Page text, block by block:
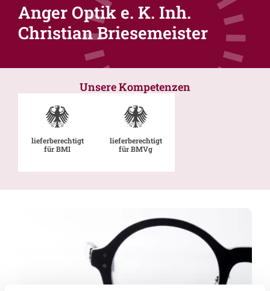
Anger Optik e. K. Inh.
Christian Briesemeister
Unsere Kompetenzen
lieferberechtigt
für BMI
lieferberechtigt
für BMVg